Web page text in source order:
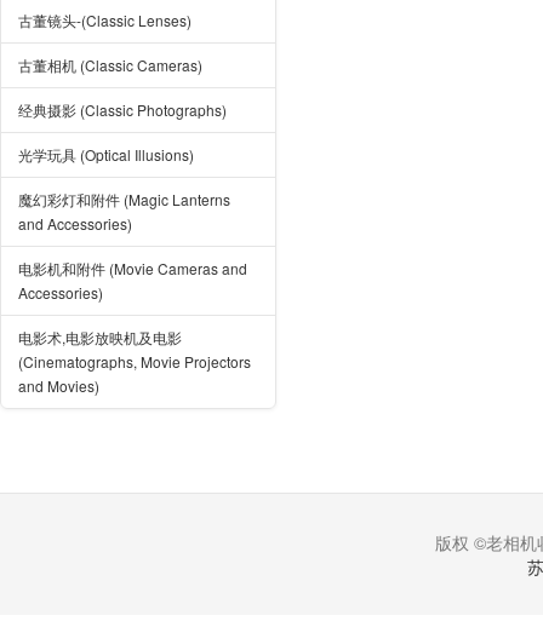
古董镜头-(Classic Lenses)
古董相机 (Classic Cameras)
经典摄影 (Classic Photographs)
光学玩具 (Optical Illusions)
魔幻彩灯和附件 (Magic Lanterns
and Accessories)
电影机和附件 (Movie Cameras and
Accessories)
电影术,电影放映机及电影
(Cinematographs, Movie Projectors
and Movies)
版权 ©老相